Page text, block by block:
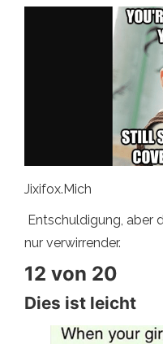
Jixifox.Mich
Entschuldigung, aber
nur verwirrender.
12 von 20
Dies ist leicht